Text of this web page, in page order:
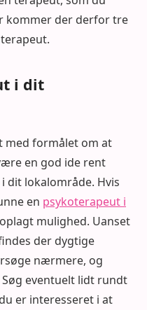
kommer der derfor tre
i dit
med formålet om at
en god ide rent
dit lokalområde. Hvis
en psykoterapeut i
mulighed. Uanset
der dygtige
nærmere, og
eventuelt lidt rundt
er interesseret i at